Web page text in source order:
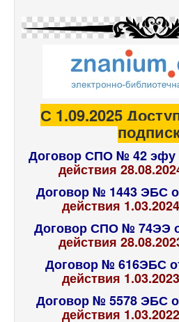
С 1.09.2025
Договор СПО № 42 эфу
действия
Договор № 1443 ЭБС
действия
Договор СПО № 74ЭЭ
действия
Договор № 616ЭБС
действия
Договор № 5578 ЭБС
действия